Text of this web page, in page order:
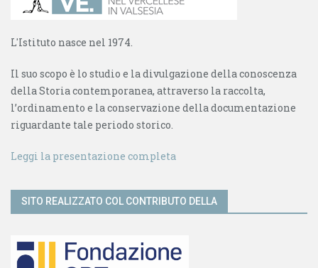
L'Istituto nasce nel 1974.
Il suo scopo è lo studio e la divulgazione della conoscenza
della Storia contemporanea, attraverso la raccolta,
l’ordinamento e la conservazione della documentazione
riguardante tale periodo storico.
Leggi la presentazione completa
SITO REALIZZATO COL CONTRIBUTO DELLA